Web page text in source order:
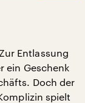
Entlassung
ein Geschenk
Doch der
spielt